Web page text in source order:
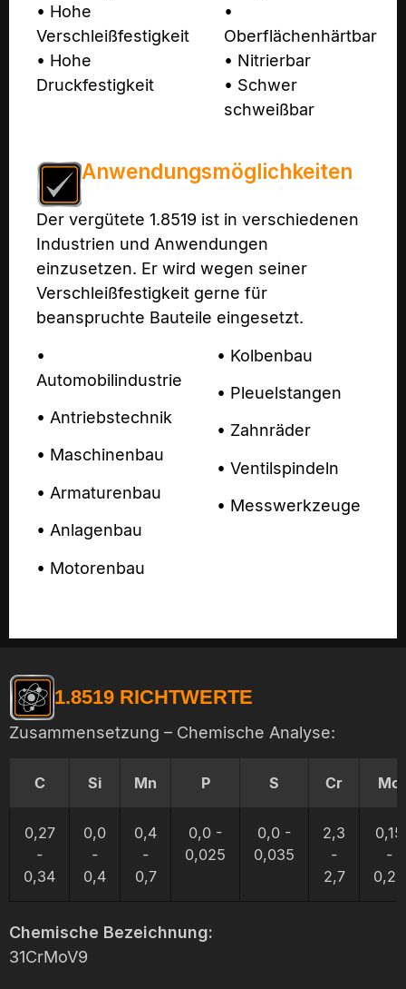
• Hohe
Verschleißfestigkeit
• Hohe
Druckfestigkeit
•
Oberflächenhärtbar
• Nitrierbar
• Schwer
schweißbar
Anwendungsmöglichkeiten
Der vergütete 1.8519 ist in verschiedenen
Industrien und Anwendungen
einzusetzen. Er wird wegen seiner
Verschleißfestigkeit gerne für
beanspruchte Bauteile eingesetzt.
•
Automobilindustrie
• Antriebstechnik
• Maschinenbau
• Armaturenbau
• Anlagenbau
• Motorenbau
• Kolbenbau
• Pleuelstangen
• Zahnräder
• Ventilspindeln
• Messwerkzeuge
1.8519 RICHTWERTE
Zusammensetzung – Chemische Analyse:
C Si Mn P S Cr Mo
0,27
-
0,34
0,0
-
0,4
0,4
-
0,7
0,0 -
0,025
0,0 -
0,035
2,3
-
2,7
0,15
-
0,25
Chemische Bezeichnung:
31CrMoV9